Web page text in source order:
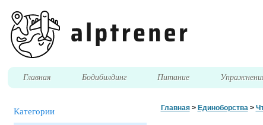
Главная Бодибилдинг Питание
Категории Главная> Единоборства>